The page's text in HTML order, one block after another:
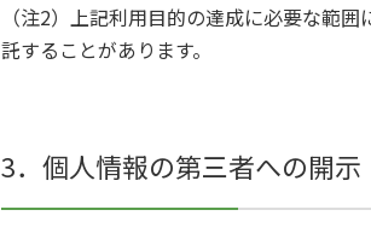
（注2）上記利用目的の達成に必要な範
託することがあります。
3．個人情報の第三者への開示